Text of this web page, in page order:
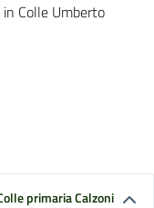
Colle Umberto
primaria Calzoni